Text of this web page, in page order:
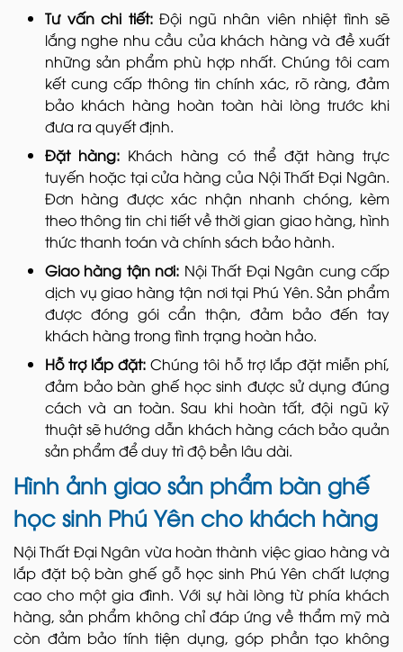
Tư vấn chi tiết: Đội ngũ nhân viên nhiệt tình sẽ
lắng nghe nhu cầu của khách hàng và đề xuất
những sản phẩm phù hợp nhất. Chúng tôi cam
kết cung cấp thông tin chính xác, rõ ràng, đảm
bảo khách hàng hoàn toàn hài lòng trước khi
đưa ra quyết định.
Đặt hàng: Khách hàng có thể đặt hàng trực
tuyến hoặc tại cửa hàng của Nội Thất Đại Ngân.
Đơn hàng được xác nhận nhanh chóng, kèm
theo thông tin chi tiết về thời gian giao hàng, hình
thức thanh toán và chính sách bảo hành.
Giao hàng tận nơi: Nội Thất Đại Ngân cung cấp
dịch vụ giao hàng tận nơi tại Phú Yên. Sản phẩm
được đóng gói cẩn thận, đảm bảo đến tay
khách hàng trong tình trạng hoàn hảo.
Hỗ trợ lắp đặt:Chúng tôi hỗ trợ lắp đặt miễn phí,
đảm bảo bàn ghế học sinh được sử dụng đúng
cách và an toàn. Sau khi hoàn tất, đội ngũ kỹ
thuật sẽ hướng dẫn khách hàng cách bảo quản
sản phẩm để duy trì độ bền lâu dài.
Hình ảnh giao sản phẩm bàn ghế
học sinh Phú Yên cho khách hàng
Nội Thất Đại Ngân vừa hoàn thành việc giao hàng và
lắp đặt bộ bàn ghế gỗ học sinh Phú Yên chất lượng
cao cho một gia đình. Với sự hài lòng từ phía khách
hàng, sản phẩm không chỉ đáp ứng về thẩm mỹ mà
còn đảm bảo tính tiện dụng, góp phần tạo không